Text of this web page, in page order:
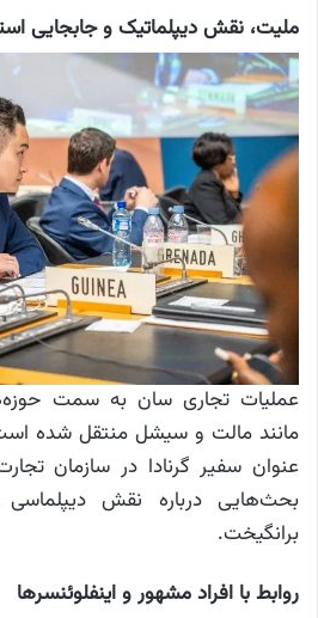
ملیت، نقش دیپلماتیک و جابجایی
عملیات تجاری سان به سمت
مانند مالت و سیشل منتقل شده
عنوان سفیر گرنادا در سازمان
بحث‌هایی درباره نقش دیپلماسی
برانگیخت.
روابط با افراد مشهور و اینفلوئنسرها